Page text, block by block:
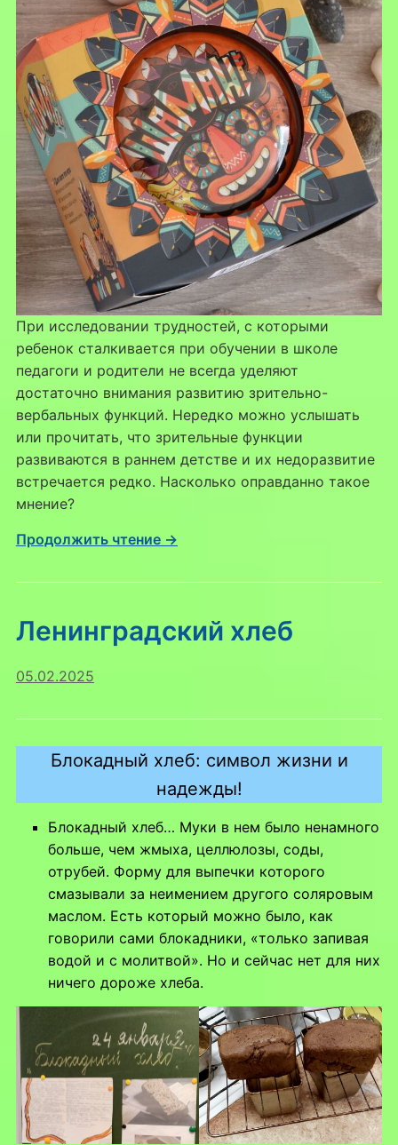
При исследовании трудностей, с которыми
ребенок сталкивается при обучении в школе
педагоги и родители не всегда уделяют
достаточно внимания развитию зрительно-
вербальных функций. Нередко можно услышать
или прочитать, что зрительные функции
развиваются в раннем детстве и их недоразвитие
встречается редко. Насколько оправданно такое
мнение?
Продолжить чтение →
Ленинградский хлеб
05.02.2025
Блокадный хлеб: символ жизни и
надежды!
Блокадный хлеб… Муки в нем было ненамного
больше, чем жмыха, целлюлозы, соды,
отрубей. Форму для выпечки которого
смазывали за неимением другого соляровым
маслом. Есть который можно было, как
говорили сами блокадники, «только запивая
водой и с молитвой». Но и сейчас нет для них
ничего дороже хлеба.